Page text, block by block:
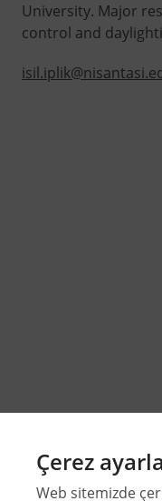
University. Major
control and
Çerez
Web sitemizde